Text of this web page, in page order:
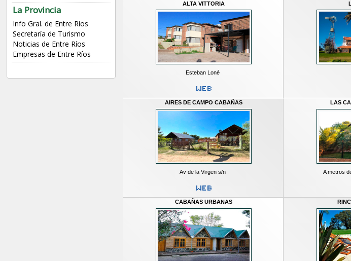
La Provincia
Info Gral. de Entre Ríos
Secretaría de Turismo
Noticias de Entre Ríos
Empresas de Entre Ríos
ALTA VITTORIA
Esteban Loné
AIRES DE CAMPO CABAÑAS
Av de la Virgen s/n
LAS
A metros
CABAÑAS URBANAS